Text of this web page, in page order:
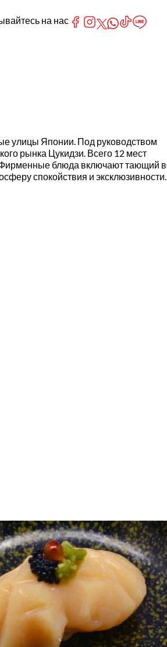
улицы Японии. Под руководством
рынка Цукидзи. Всего 12 мест
Фирменные блюда включают тающий
спокойствия и эксклюзивности.
на нас